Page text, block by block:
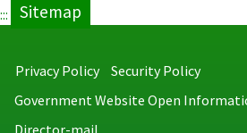
::: Sitemap
Privacy Policy
Security Policy
Government Website Open
Director-mail